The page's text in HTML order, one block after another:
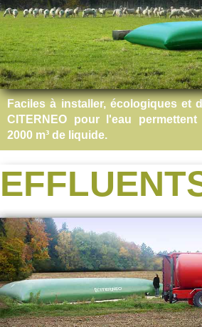
Faciles à installer, écologiques et
CITERNEO pour l'eau
2000 m³ de liquide.